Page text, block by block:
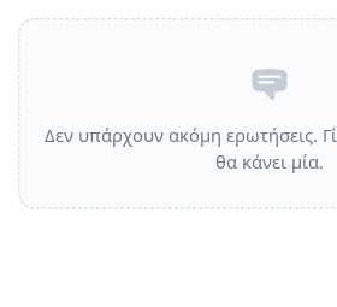
Δεν υπάρχουν ακόμη ερωτήσεις.
θα κάνει μία.